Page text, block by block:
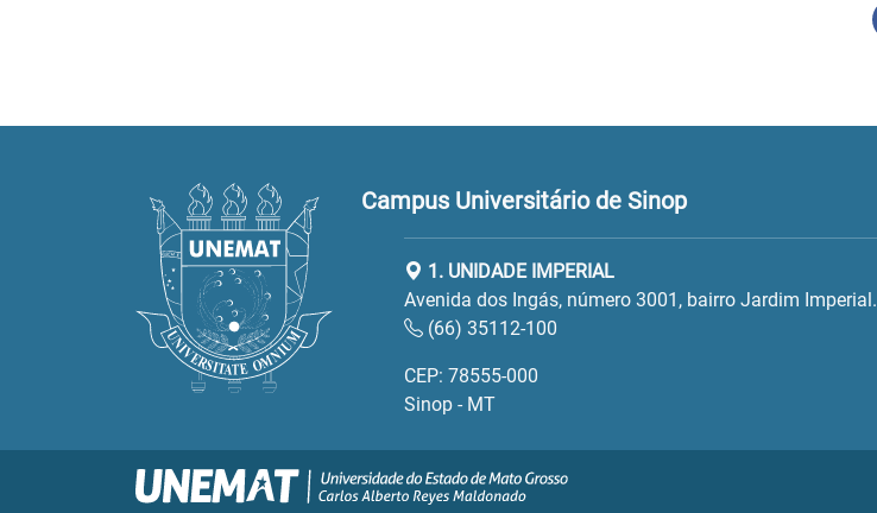
Campus Universitário de Sinop
1. UNIDADE IMPERIAL
Avenida dos Ingás, número 3001, bairro Jardim Imperial.
(66) 35112-100
CEP: 78555-000
Sinop - MT